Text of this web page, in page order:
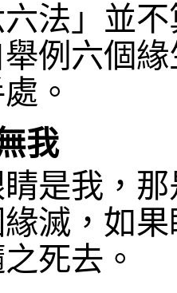
法」並
例六個
。
我
是我，
滅，如
死去。